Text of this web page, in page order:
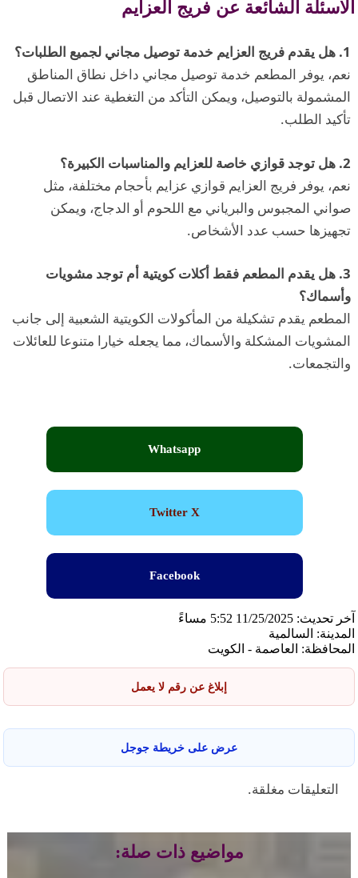
الاسئلة الشائعة عن فريج العزايم
1. هل يقدم فريج العزايم خدمة توصيل مجاني لجميع الطلبات؟
نعم، يوفر المطعم خدمة توصيل مجاني داخل نطاق المناطق
المشمولة بالتوصيل، ويمكن التأكد من التغطية عند الاتصال قبل
تأكيد الطلب.
2. هل توجد قوازي خاصة للعزايم والمناسبات الكبيرة؟
نعم، يوفر فريج العزايم قوازي عزايم بأحجام مختلفة، مثل
صواني المجبوس والبرياني مع اللحوم أو الدجاج، ويمكن
تجهيزها حسب عدد الأشخاص.
3. هل يقدم المطعم فقط أكلات كويتية أم توجد مشويات
وأسماك؟
المطعم يقدم تشكيلة من المأكولات الكويتية الشعبية إلى جانب
المشويات المشكلة والأسماك، مما يجعله خيارا متنوعا للعائلات
والتجمعات.
Whatsapp
Twitter X
Facebook
آخر تحديث: 11/25/2025 5:52 مساءً
المدينة: السالمية
المحافظة: العاصمة - الكويت
إبلاغ عن رقم لا يعمل
عرض على خريطة جوجل
التعليقات مغلقة.
مواضيع ذات صلة: